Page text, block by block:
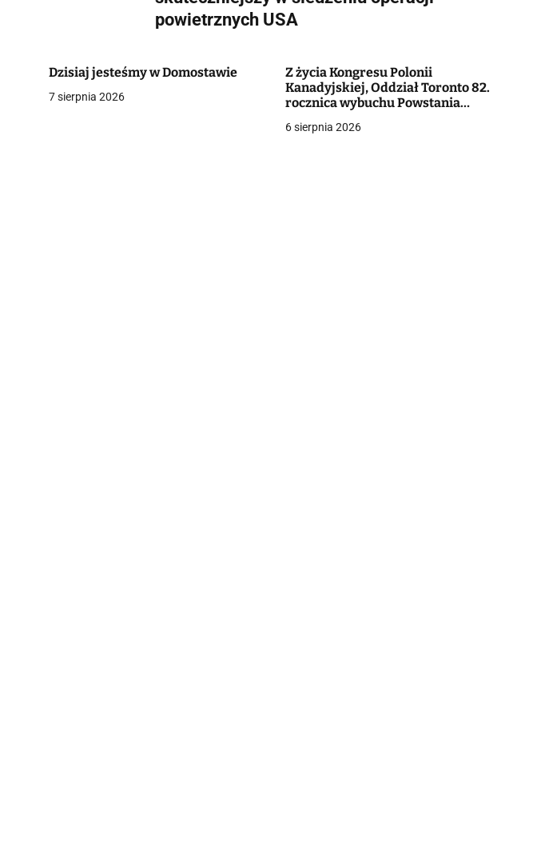
powietrznych USA
Dzisiaj jesteśmy w Domostawie
7 sierpnia 2026
Z życia Kongresu Polonii
Kanadyjskiej, Oddział Toronto 82.
rocznica wybuchu Powstania
6 sierpnia 2026